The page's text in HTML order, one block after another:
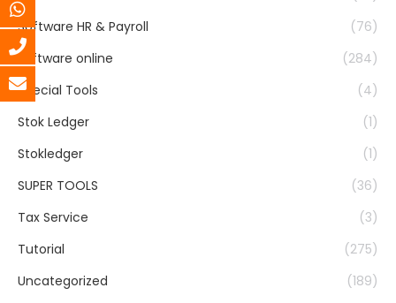
Software HR & Payroll
(76)
software online
(284)
Special Tools
(4)
Stok Ledger
(1)
Stokledger
(1)
SUPER TOOLS
(36)
Tax Service
(3)
Tutorial
(275)
Uncategorized
(189)